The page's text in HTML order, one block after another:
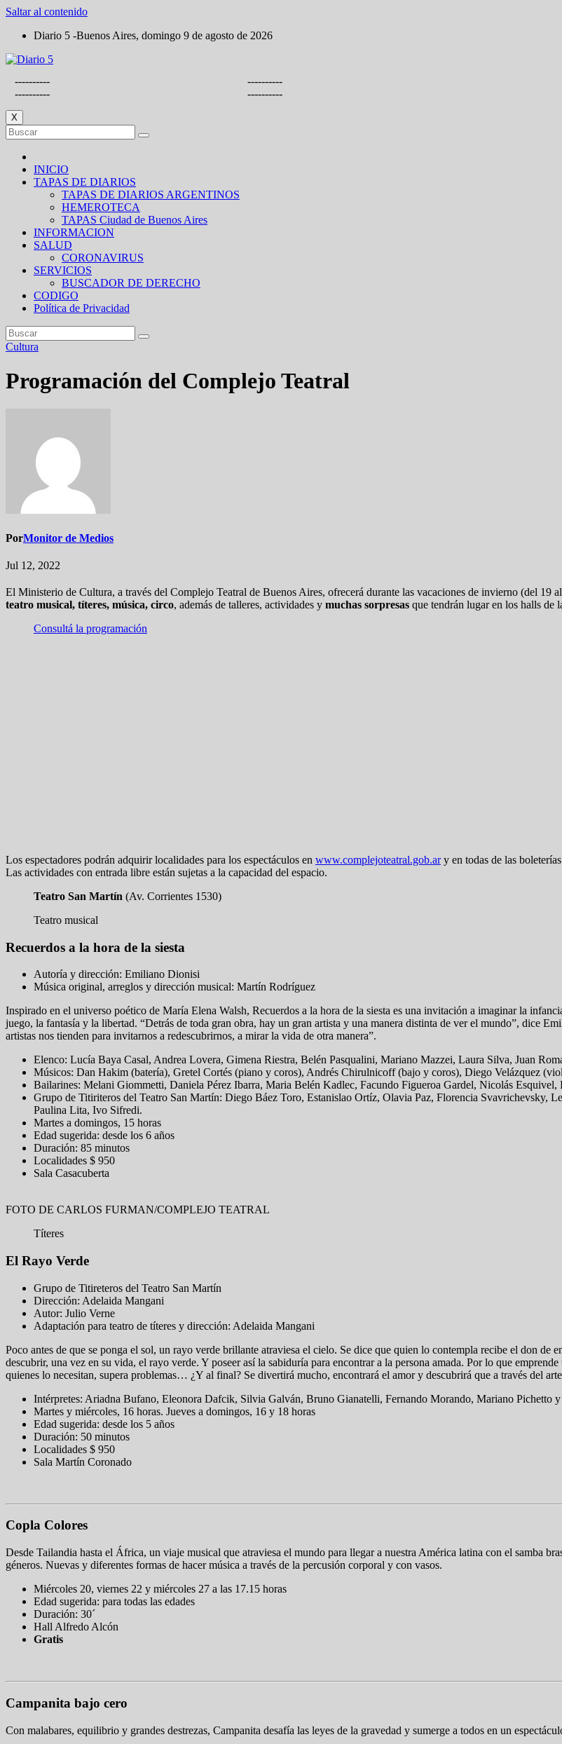
Saltar al contenido
Diario 5 -Buenos Aires, domingo 9 de agosto de 2026
----------
----------
----------
----------
X
INICIO
TAPAS DE DIARIOS
TAPAS DE DIARIOS ARGENTINOS
HEMEROTECA
TAPAS Ciudad de Buenos Aires
INFORMACION
SALUD
CORONAVIRUS
SERVICIOS
BUSCADOR DE DERECHO
CODIGO
Política de Privacidad
Cultura
Programación del Complejo Teatral
PorMonitor de Medios
Jul 12, 2022
El Ministerio de Cultura, a través del Complejo Teatral de Buenos Aires, ofrecerá durante las vacaciones de invierno (del 19
teatro musical, títeres, música, circo, además de talleres, actividades y muchas sorpresas que tendrán lugar en los halls de
Consultá la programación
Los espectadores podrán adquirir localidades para los espectáculos en www.complejoteatral.gob.ary en todas de las
Las actividades con entrada libre están sujetas a la capacidad del espacio.
Teatro San Martín (Av. Corrientes 1530)
Teatro musical
Recuerdos a la hora de la siesta
Autoría y dirección: Emiliano Dionisi
Música original, arreglos y dirección musical: Martín Rodríguez
Inspirado en el universo poético de María Elena Walsh, Recuerdos a la hora de la siesta es una invitación a imaginar la
juego, la fantasía y la libertad. “Detrás de toda gran obra, hay un gran artista y una manera distinta de ver el mundo”, dice
artistas nos tienden para invitarnos a redescubrirnos, a mirar la vida de otra manera”.
Elenco: Lucía Baya Casal, Andrea Lovera, Gimena Riestra, Belén Pasqualini, Mariano Mazzei, Laura Silva, Juan
Músicos: Dan Hakim (batería), Gretel Cortés (piano y coros), Andrés Chirulnicoff (bajo y coros), Diego Velázquez
Bailarines: Melani Giommetti, Daniela Pérez Ibarra, Maria Belén Kadlec, Facundo Figueroa Gardel, Nicolás Esquivel,
Grupo de Titiriteros del Teatro San Martín: Diego Báez Toro, Estanislao Ortíz, Olavia Paz, Florencia Svavrichevsky,
Paulina Lita, Ivo Sifredi.
Martes a domingos, 15 horas
Edad sugerida: desde los 6 años
Duración: 85 minutos
Localidades $ 950
Sala Casacuberta
FOTO DE CARLOS FURMAN/COMPLEJO TEATRAL
Títeres
El Rayo Verde
Grupo de Titireteros del Teatro San Martín
Dirección: Adelaida Mangani
Autor: Julio Verne
Adaptación para teatro de títeres y dirección: Adelaida Mangani
Poco antes de que se ponga el sol, un rayo verde brillante atraviesa el cielo. Se dice que quien lo contempla recibe el don de
descubrir, una vez en su vida, el rayo verde. Y poseer así la sabiduría para encontrar a la persona amada. Por lo que
quienes lo necesitan, supera problemas… ¿Y al final? Se divertirá mucho, encontrará el amor y descubrirá que a través del
Intérpretes: Ariadna Bufano, Eleonora Dafcik, Silvia Galván, Bruno Gianatelli, Fernando Morando, Mariano Pichetto y
Martes y miércoles, 16 horas. Jueves a domingos, 16 y 18 horas
Edad sugerida: desde los 5 años
Duración: 50 minutos
Localidades $ 950
Sala Martín Coronado
Copla Colores
Desde Tailandia hasta el África, un viaje musical que atraviesa el mundo para llegar a nuestra América latina con el samba
géneros. Nuevas y diferentes formas de hacer música a través de la percusión corporal y con vasos.
Miércoles 20, viernes 22 y miércoles 27 a las 17.15 horas
Edad sugerida: para todas las edades
Duración: 30´
Hall Alfredo Alcón
Gratis
Campanita bajo cero
Con malabares, equilibrio y grandes destrezas, Campanita desafía las leyes de la gravedad y sumerge a todos en un